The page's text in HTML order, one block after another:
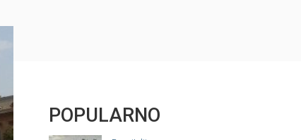
POPULARNO